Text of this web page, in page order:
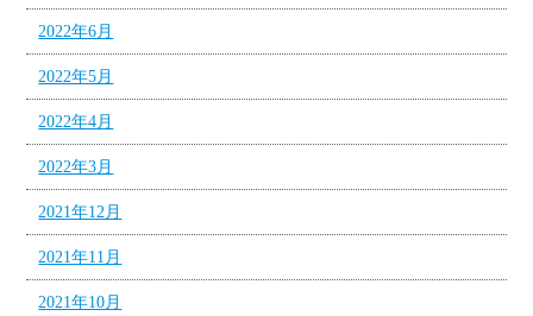
2022年6月
2022年5月
2022年4月
2022年3月
2021年12月
2021年11月
2021年10月